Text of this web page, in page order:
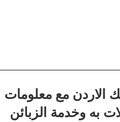
الاردن مع معلومات
به وخدمة الزبائن